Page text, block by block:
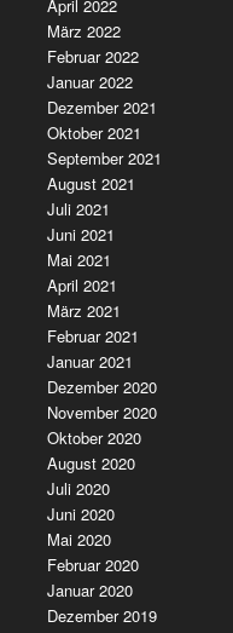
April 2022
März 2022
Februar 2022
Januar 2022
Dezember 2021
Oktober 2021
September 2021
August 2021
Juli 2021
Juni 2021
Mai 2021
April 2021
März 2021
Februar 2021
Januar 2021
Dezember 2020
November 2020
Oktober 2020
August 2020
Juli 2020
Juni 2020
Mai 2020
Februar 2020
Januar 2020
Dezember 2019